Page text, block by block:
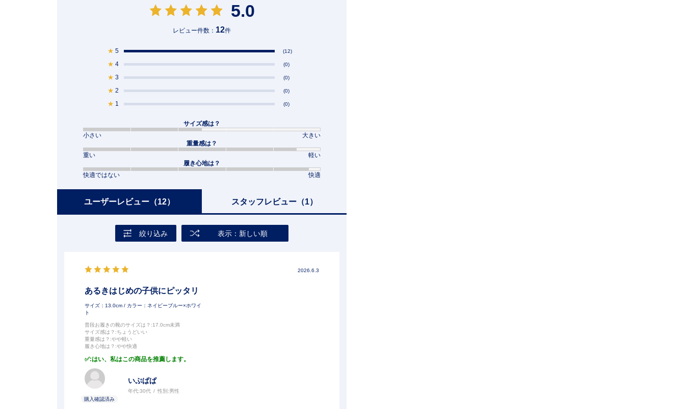
5.0
レビュー件数： 12件
★ 5 (12)
★ 4 (0)
★ 3 (0)
★ 2 (0)
★ 1 (0)
サイズ感は？
小さい
大きい
重量感は？
重い
軽い
履き心地は？
快適ではない
快適
ユーザーレビュー （12） スタッフレビュー（1）
絞り込み 表示：新しい順
2026.6.3
あるきはじめの子供にピッタリ
サイズ：13.0cm / カラー：ネイビーブルー×ホワイ
ト
普段お履きの靴のサイズは？ :17.0cm未満
サイズ感は？ :ちょうどいい
重量感は？ :やや軽い
履き心地は？ :やや快適
:はい、私はこの商品を推薦します。
いぷぱぱ
年代:30代 性別:男性